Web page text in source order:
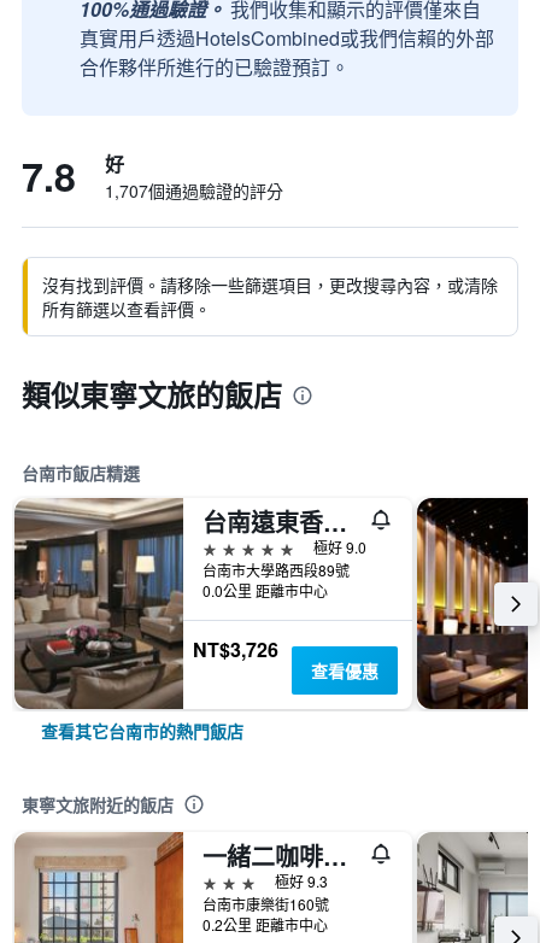
100%通過驗證。 我們收集和顯示的評價僅來自
真實用戶透過HotelsCombined或我們信賴的外部
合作夥伴所進行的已驗證預訂。
7.8 好
1,707個通過驗證的評分
沒有找到評價。請移除一些篩選項目，更改搜尋內容，或清除
所有篩選以查看評價。
類似東寧文旅的飯店
台南市飯店精選
台南遠東香格里拉
5星級
極好 9.0
台南市大學路西段89號
0.0公里 距離市中心
NT$3,726
查看優惠
查看其它台南市的熱門飯店
東寧文旅附近的飯店
一緒二咖啡民居
3星級
極好 9.3
台南市康樂街160號
0.2公里 距離市中心